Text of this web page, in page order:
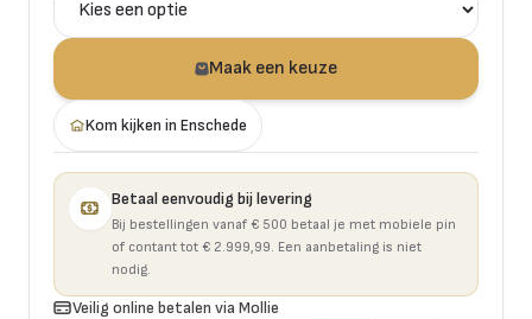
Maak een keuze
Kom kijken in Enschede
Betaal eenvoudig bij levering
Bij bestellingen vanaf € 500 betaal je met mobiele pin
of contant tot € 2.999,99. Een aanbetaling is niet
nodig.
Veilig online betalen via Mollie